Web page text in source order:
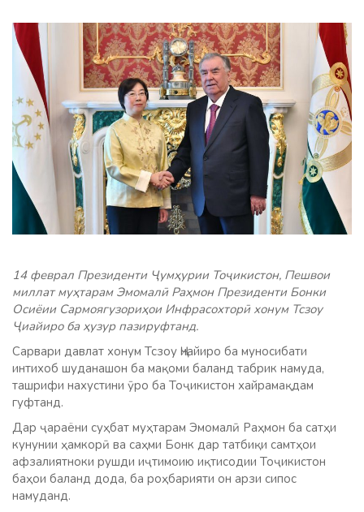
14 феврал Президенти Ҷумҳурии Тоҷикистон, Пешвои
миллат муҳтарам Эмомалӣ Раҳмон Президенти Бонки
Осиёии Сармоягузориҳои Инфрасохторӣ хонум Тсзоу
Ҷиайиро ба ҳузур пазируфтанд.
Сарвари давлат хонум Тсзоу Ҷиайиро ба муносибати
интихоб шуданашон ба мақоми баланд табрик намуда,
ташрифи нахустини ӯро ба Тоҷикистон хайрамақдам
гуфтанд.
Дар ҷараёни суҳбат муҳтарам Эмомалӣ Раҳмон ба сатҳи
кунунии ҳамкорӣ ва саҳми Бонк дар татбиқи самтҳои
афзалиятноки рушди иҷтимоию иқтисодии Тоҷикистон
баҳои баланд дода, ба роҳбарияти он арзи сипос
намуданд.